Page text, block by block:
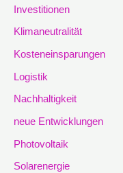
Investitionen
Klimaneutralität
Kosteneinsparungen
Logistik
Nachhaltigkeit
neue Entwicklungen
Photovoltaik
Solarenergie